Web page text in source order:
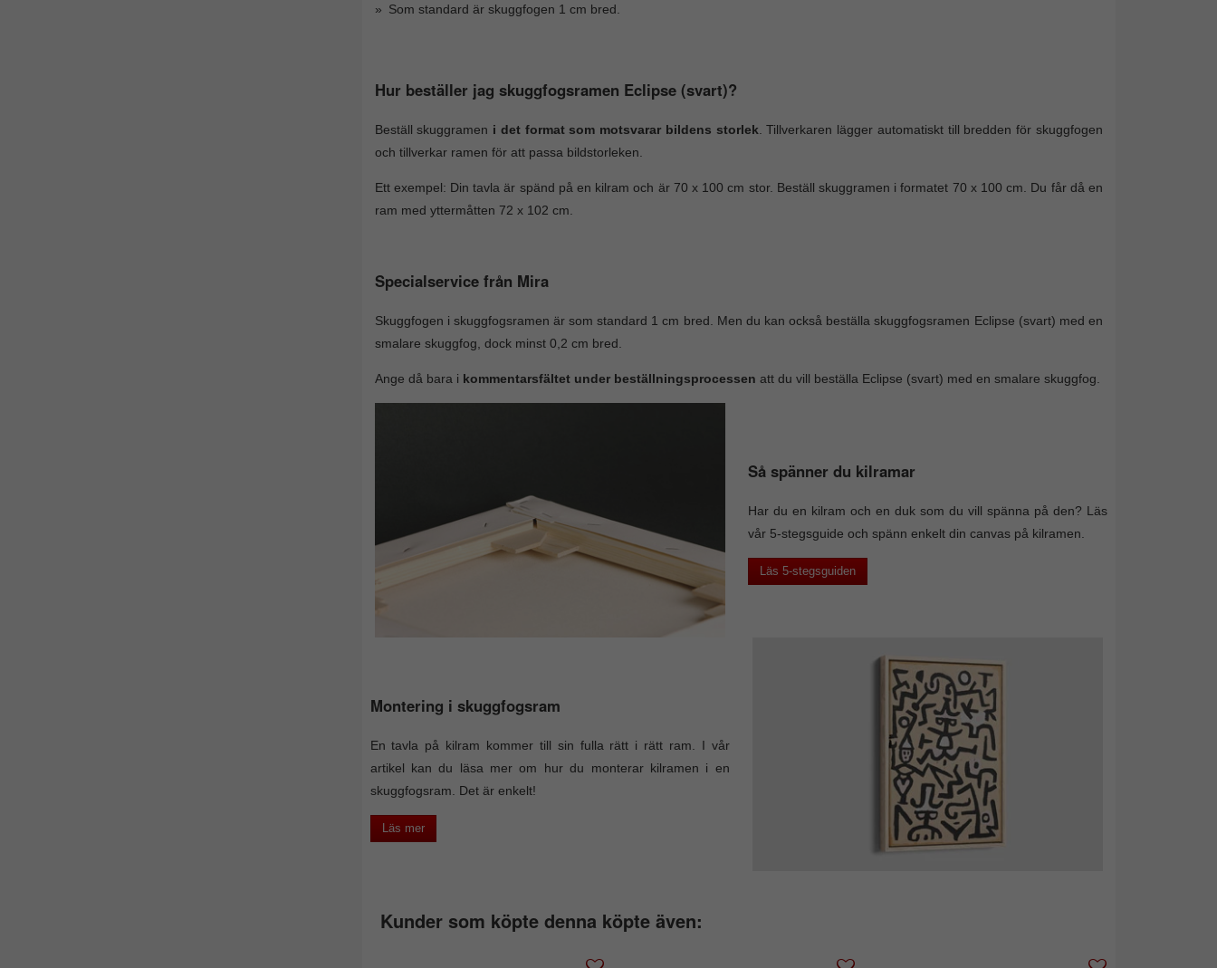
Som standard är skuggfogen 1 cm bred.
Hur beställer jag skuggfogsramen Eclipse (svart)?
Beställ skuggramen i det format som motsvarar bildens storlek . Tillverkaren lägger automatiskt till bredden för skuggfogen
och tillverkar ramen för att passa bildstorleken.
Ett exempel: Din tavla är spänd på en kilram och är 70 x 100 cm stor. Beställ skuggramen i formatet 70 x 100 cm. Du får då en
ram med yttermåtten 72 x 102 cm.
Specialservice från Mira
Skuggfogen i skuggfogsramen är som standard 1 cm bred. Men du kan också beställa skuggfogsramen Eclipse (svart) med en
smalare skuggfog, dock minst 0,2 cm bred.
Ange då bara i kommentarsfältet under beställningsprocessen att du vill beställa Eclipse (svart) med en smalare skuggfog.
Så spänner du kilramar
Har du en kilram och en duk som du vill spänna på den? Läs
vår 5-stegsguide och spänn enkelt din canvas på kilramen.
Läs 5-stegsguiden
Montering i skuggfogsram
En tavla på kilram kommer till sin fulla rätt i rätt ram. I vår
artikel kan du läsa mer om hur du monterar kilramen i en
skuggfogsram. Det är enkelt!
Läs mer
Kunder som köpte denna köpte även: